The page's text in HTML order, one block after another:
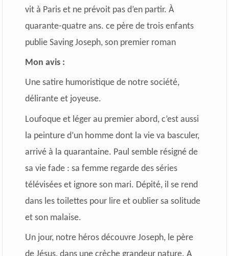
vit à Paris et ne prévoit pas d’en partir. À
quarante-quatre ans. ce père de trois enfants
publie Saving Joseph, son premier roman
Mon avis :
Une satire humoristique de notre société,
délirante et joyeuse.
Loufoque et léger au premier abord, c’est aussi
la peinture d’un homme dont la vie va basculer,
arrivé à la quarantaine. Paul semble résigné de
sa vie fade : sa femme regarde des séries
télévisées et ignore son mari. Dépité, il se rend
dans les toilettes pour lire et oublier sa solitude
et son malaise.
Un jour, notre héros découvre Joseph, le père